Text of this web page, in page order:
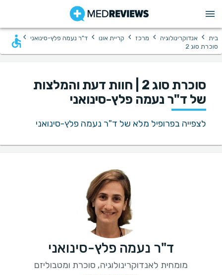
בית › אנדוקרינולוגיה › מרכז › קריית אונו › ד"ר נעמה פלץ-סינואני ›
סוכרת סוג 2
סוכרת סוג 2 | חוות דעת והמלצות
של ד"ר נעמה פלץ-סינואני
לצפייה בפרופיל מלא של ד"ר נעמה פלץ-סינואני
ד"ר נעמה פלץ-סינואני
מומחית לאנדוקרינולוגיה, סוכרת ומטבוליזם